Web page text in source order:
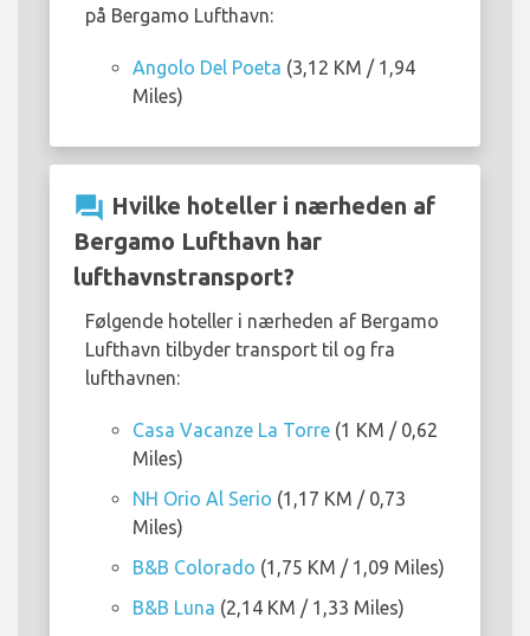
på Bergamo Lufthavn:
Angolo Del Poeta (3,12 KM / 1,94
Miles)
question_answer Hvilke hoteller i nærheden af
Bergamo Lufthavn har
lufthavnstransport?
Følgende hoteller i nærheden af Bergamo
Lufthavn tilbyder transport til og fra
lufthavnen:
Casa Vacanze La Torre (1 KM / 0,62
Miles)
NH Orio Al Serio (1,17 KM / 0,73
Miles)
B&B Colorado (1,75 KM / 1,09 Miles)
B&B Luna (2,14 KM / 1,33 Miles)